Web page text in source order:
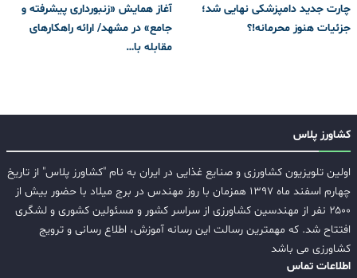
چارت جدید دامپزشکی نهایی شد؛
جزئیات هنوز محرمانه!؟
آغاز همایش «زنبورداری پیشرفته و
جامع» در مشهد/ ارائه راهکارهای
مقابله با…
کشاورز پلاس
اولین تلویزیون کشاورزی و صنایع غذایی در ایران به نام "کشاورز پلاس" از تاریخ
چهارم اسفند ماه ۱۳۹۷ همزمان با روز مهندس در برج میلاد با حضور بیش از
۲۵۰۰ نفر از مهندسین کشاورزی از سراسر کشور و مسئولین کشوری و لشگری
افتتاح شد. که مهمترین رسالت این رسانه آموزش، اطلاع رسانی و ترویج
کشاورزی می باشد
اطلاعات تماس